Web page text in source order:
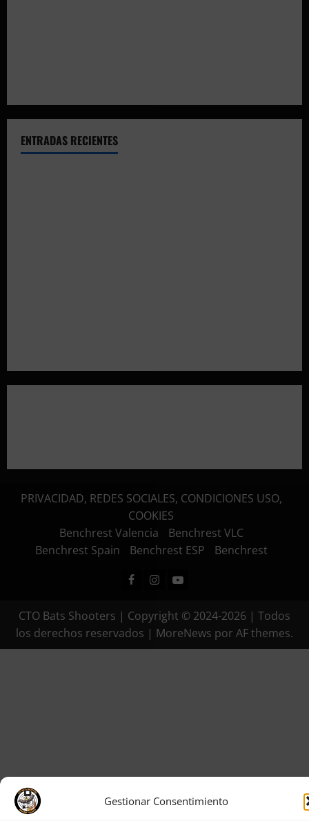
Gestionar Consentimiento
ENTRADAS RECIENTES
PRIVACIDAD, REDES SOCIALES, CONDICIONES USO,
COOKIES
Benchrest Valencia
Benchrest VLC
Benchrest Spain
Benchrest ESP Benchrest
Facebook
Instagram
Youtube
CTO Bats Shooters | Copyright © 2024-2026 | Todos
los derechos reservados | MoreNews por AF themes.